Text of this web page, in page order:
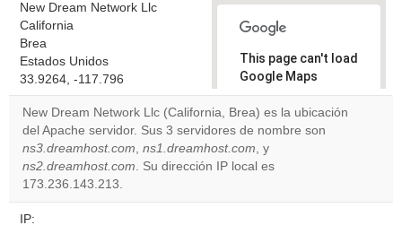
New Dream Network Llc
California
Brea
Estados Unidos
33.9264, -117.796
This page can't load
Google Maps
correctly.
Do you
own this
website?
New Dream Network Llc (California, Brea) es la ubicación
del Apache servidor. Sus 3 servidores de nombre son
ns3.dreamhost.com, ns1.dreamhost.com, y
ns2.dreamhost.com. Su dirección IP local es
173.236.143.213.
IP: